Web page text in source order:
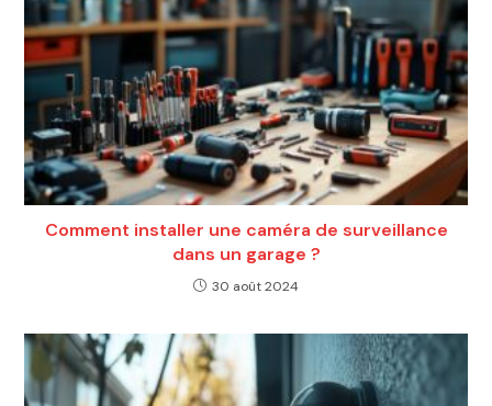
Comment installer une caméra de surveillance
dans un garage ?
30 août 2024